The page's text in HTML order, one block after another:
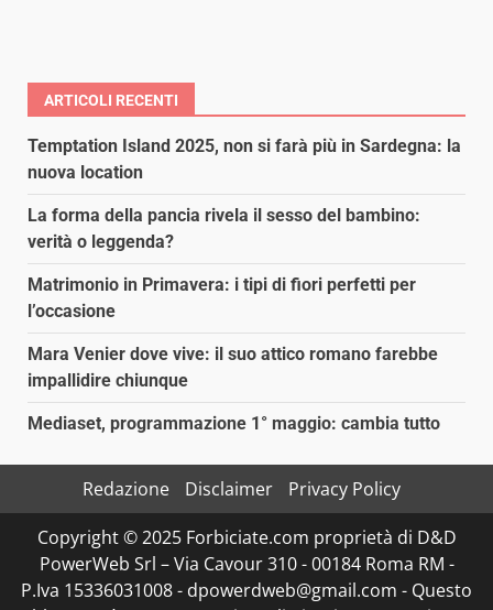
ARTICOLI RECENTI
Temptation Island 2025, non si farà più in Sardegna: la
nuova location
La forma della pancia rivela il sesso del bambino:
verità o leggenda?
Matrimonio in Primavera: i tipi di fiori perfetti per
l’occasione
Mara Venier dove vive: il suo attico romano farebbe
impallidire chiunque
Mediaset, programmazione 1° maggio: cambia tutto
Redazione Disclaimer
Privacy Policy
Copyright © 2025 Forbiciate.com proprietà di D&D
PowerWeb Srl – Via Cavour 310 - 00184 Roma RM -
P.Iva 15336031008 - dpowerdweb@gmail.com - Questo